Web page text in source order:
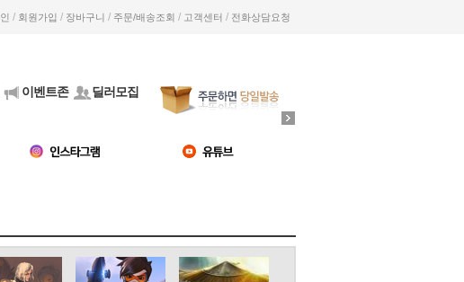
/ 회원가입 / 장바구니 / 주문/배송조회 / 고객센터 / 전화상담요청
이벤트존 딜러모집